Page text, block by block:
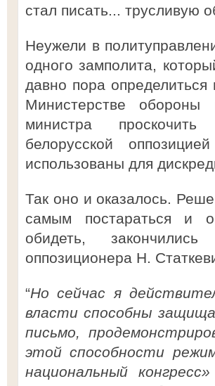
стал писать... трусливую
Неужели в
одного замполита,
давно пора
Министерстве
министра
белорусской
использованы для
Так оно и оказалось.
самым постараться и
обидеть,
оппозиционера Н.
“Но сейчас я
власти способны
письмо,
этой способности
национальный